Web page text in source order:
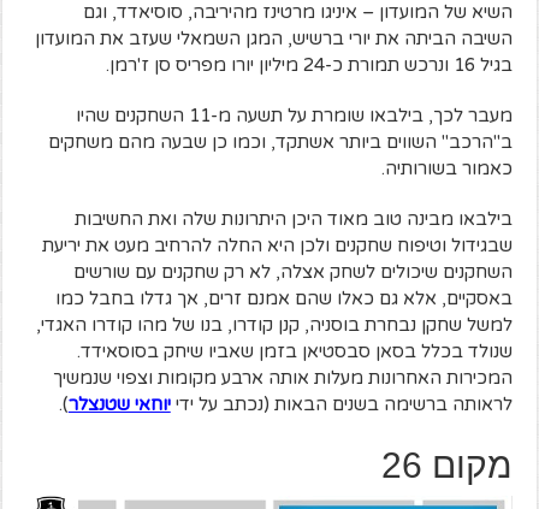
השיא של המועדון – איניגו מרטינז מהיריבה, סוסיאדד, וגם
השיבה הביתה את יורי ברשיש, המגן השמאלי שעזב את המועדון
בגיל 16 ונרכש תמורת כ-24 מיליון יורו מפריס סן ז'רמן.
מעבר לכך, בילבאו שומרת על תשעה מ-11 השחקנים שהיו
ב"הרכב" השווים ביותר אשתקד, וכמו כן שבעה מהם משחקים
כאמור בשורותיה.
בילבאו מבינה טוב מאוד היכן היתרונות שלה ואת החשיבות
שבגידול וטיפוח שחקנים ולכן היא החלה להרחיב מעט את יריעת
השחקנים שיכולים לשחק אצלה, לא רק שחקנים עם שורשים
באסקיים, אלא גם כאלו שהם אמנם זרים, אך גדלו בחבל כמו
למשל שחקן נבחרת בוסניה, קנן קודרו, בנו של מהו קודרו האגדי,
שנולד בכלל בסאן סבסטיאן בזמן שאביו שיחק בסוסאידד.
המכירות האחרונות מעלות אותה ארבע מקומות וצפוי שנמשיך
לראותה ברשימה בשנים הבאות (נכתב על ידייוחאי שטנצלר).
מקום 26